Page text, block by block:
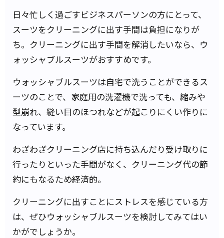
日々忙しく過ごすビジネスパーソンの方にとって、
スーツをクリーニングに出す手間は負担になりが
ち。クリーニングに出す手間を解消したいなら、ウ
ォッシャブルスーツがおすすめです。
ウォッシャブルスーツは自宅で洗うことができるス
ーツのことで、家庭用の洗濯機で洗っても、縮みや
型崩れ、縫い目のほつれなどが起こりにくい作りに
なっています。
わざわざクリーニング店に持ち込んだり受け取りに
行ったりといった手間がなく、クリーニング代の節
約にもなるため経済的。
クリーニングに出すことにストレスを感じている方
は、ぜひウォッシャブルスーツを検討してみてはい
かがでしょうか。